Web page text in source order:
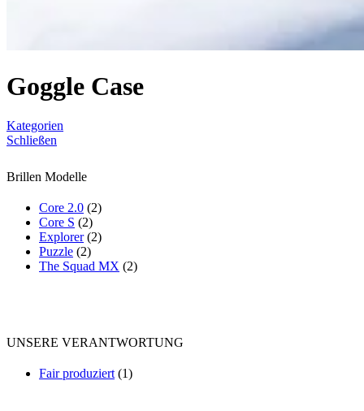
Goggle Case
Kategorien
Schließen
Brillen Modelle
Core 2.0 (2)
Core S (2)
Explorer (2)
Puzzle (2)
The Squad MX (2)
UNSERE VERANTWORTUNG
Fair produziert (1)